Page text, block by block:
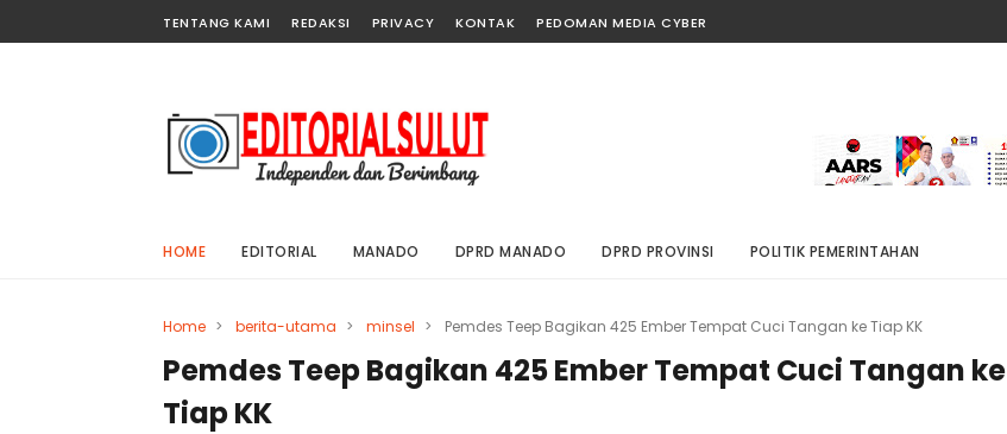
TENTANG KAMI REDAKSI PRIVACY KONTAK PEDOMAN MEDIA CYBER
HOME EDITORIAL MANADO DPRD MANADO DPRD PROVINSI POLITIK PEMERINTAHAN
Home > berita-utama > minsel > Pemdes Teep Bagikan 425 Ember Tempat Cuci Tangan ke Tiap KK
Pemdes Teep Bagikan 425 Ember Tempat Cuci Tangan ke
Tiap KK